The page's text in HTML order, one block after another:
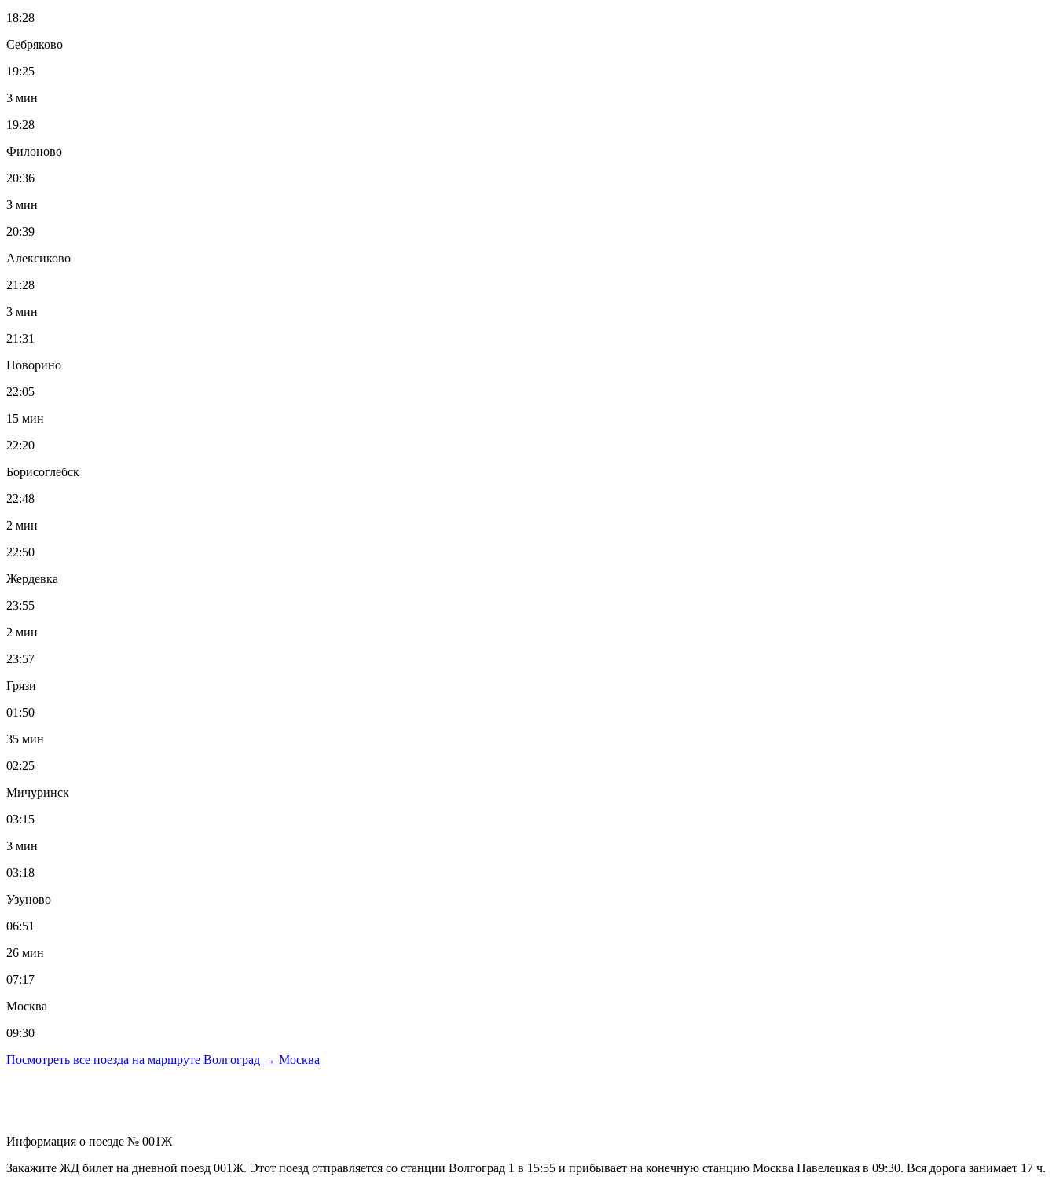
18:28
Себряково
19:25
3 мин
19:28
Филоново
20:36
3 мин
20:39
Алексиково
21:28
3 мин
21:31
Поворино
22:05
15 мин
22:20
Борисоглебск
22:48
2 мин
22:50
Жердевка
23:55
2 мин
23:57
Грязи
01:50
35 мин
02:25
Мичуринск
03:15
3 мин
03:18
Узуново
06:51
26 мин
07:17
Москва
09:30
Посмотреть все поезда на маршруте Волгоград → Москва
Информация о поезде № 001Ж
Закажите ЖД билет на дневной поезд 001Ж. Этот поезд отправляется со станции Волгоград 1 в 15:55 и прибывает на конечную станцию Москва Павелецкая в 09:30. Вся дорога занимает 17 ч.